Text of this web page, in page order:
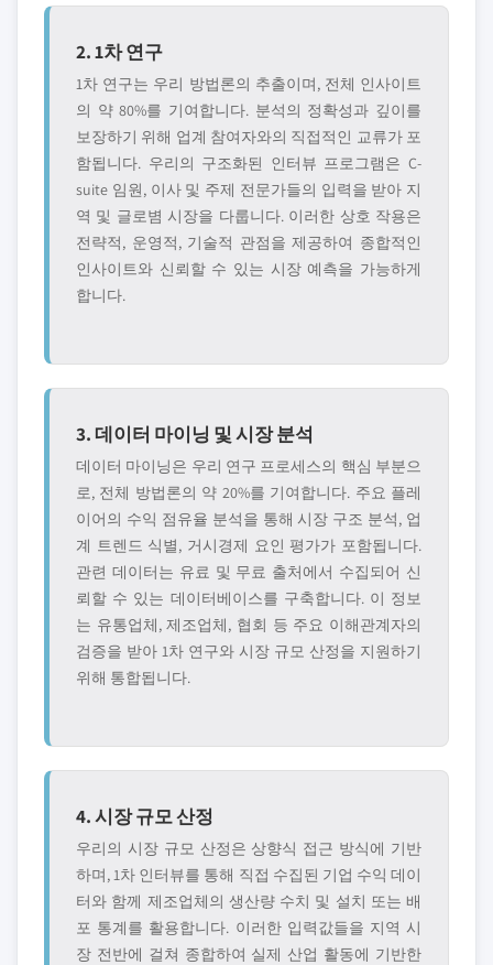
2. 1차 연구
1차 연구는 우리 방법론의 추출이며, 전체 인사이트
의 약 80%를 기여합니다. 분석의 정확성과 깊이를
보장하기 위해 업계 참여자와의 직접적인 교류가 포
함됩니다. 우리의 구조화된 인터뷰 프로그램은 C-
suite 임원, 이사 및 주제 전문가들의 입력을 받아 지
역 및 글로볌 시장을 다룹니다. 이러한 상호 작용은
전략적, 운영적, 기술적 관점을 제공하여 종합적인
인사이트와 신뢰할 수 있는 시장 예측을 가능하게
합니다.
3. 데이터 마이닝 및 시장 분석
데이터 마이닝은 우리 연구 프로세스의 핵심 부분으
로, 전체 방법론의 약 20%를 기여합니다. 주요 플레
이어의 수익 점유율 분석을 통해 시장 구조 분석, 업
계 트렌드 식별, 거시경제 요인 평가가 포함됩니다.
관련 데이터는 유료 및 무료 출처에서 수집되어 신
뢰할 수 있는 데이터베이스를 구축합니다. 이 정보
는 유통업체, 제조업체, 협회 등 주요 이해관계자의
검증을 받아 1차 연구와 시장 규모 산정을 지원하기
위해 통합됩니다.
4. 시장 규모 산정
우리의 시장 규모 산정은 상향식 접근 방식에 기반
하며, 1차 인터뷰를 통해 직접 수집된 기업 수익 데이
터와 함께 제조업체의 생산량 수치 및 설치 또는 배
포 통계를 활용합니다. 이러한 입력값들을 지역 시
장 전반에 걸쳐 종합하여 실제 산업 활동에 기반한